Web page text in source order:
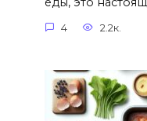
4 2.2к.